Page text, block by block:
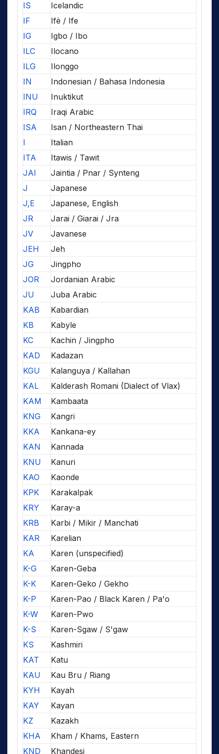
IS
Icelandic
IF
Ifè / Ife
IG
Igbo / Ibo
ILC
Ilocano
ILG
Ilonggo
IN
Indonesian / Bahasa Indonesia
INU
Inuktikut
IRQ
Iraqi Arabic
ISA
Isan / Northeastern Thai
I
Italian
ITA
Itawis / Tawit
JAI
Jaintia / Pnar / Synteng
J
Japanese
J,E
Japanese, English
JR
Jarai / Giarai / Jra
JV
Javanese
JEH
Jeh
JG
Jingpho
JOR
Jordanian Arabic
JU
Juba Arabic
KAB
Kabardian
KB
Kabyle
KC
Kachin / Jingpho
KAD
Kadazan
KGU
Kalanguya / Kallahan
KAL
Kalderash Romani (Dialect of Vlax)
KAM
Kambaata
KNG
Kangri
KKA
Kankana-ey
KAN
Kannada
KNU
Kanuri
KAO
Kaonde
KPK
Karakalpak
KRY
Karay-a
KRB
Karbi / Mikir / Manchati
KAR
Karelian
KA
Karen (unspecified)
K-G
Karen-Geba
K-K
Karen-Geko / Gekho
K-P
Karen-Pao / Black Karen / Pa'o
K-W
Karen-Pwo
K-S
Karen-Sgaw / S'gaw
KS
Kashmiri
KAT
Katu
KAU
Kau Bru / Riang
KYH
Kayah
KAY
Kayan
KZ
Kazakh
KHA
Kham / Khams, Eastern
KND
Khandesi